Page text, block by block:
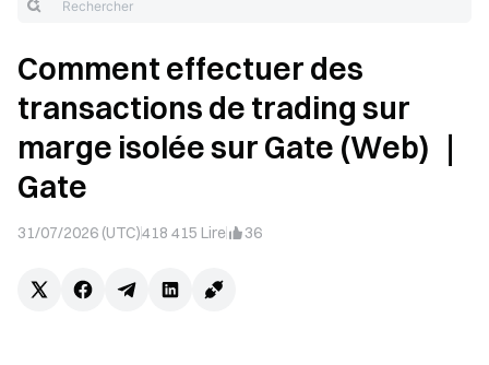
Comment effectuer des
transactions de trading sur
marge isolée sur Gate (Web) ｜
Gate
31/07/2026 (UTC)418 415 Lire 36